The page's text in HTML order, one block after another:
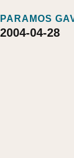
PARAMOS
2004-04-28